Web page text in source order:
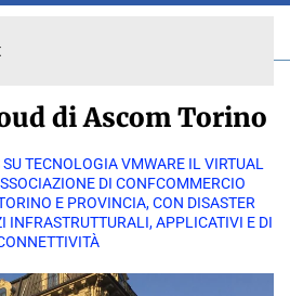
di Ascom Torino
TECNOLOGIA VMWARE IL VIRTUAL
DI CONFCOMMERCIO
E PROVINCIA, CON DISASTER
INFRASTRUTTURALI, APPLICATIVI E DI